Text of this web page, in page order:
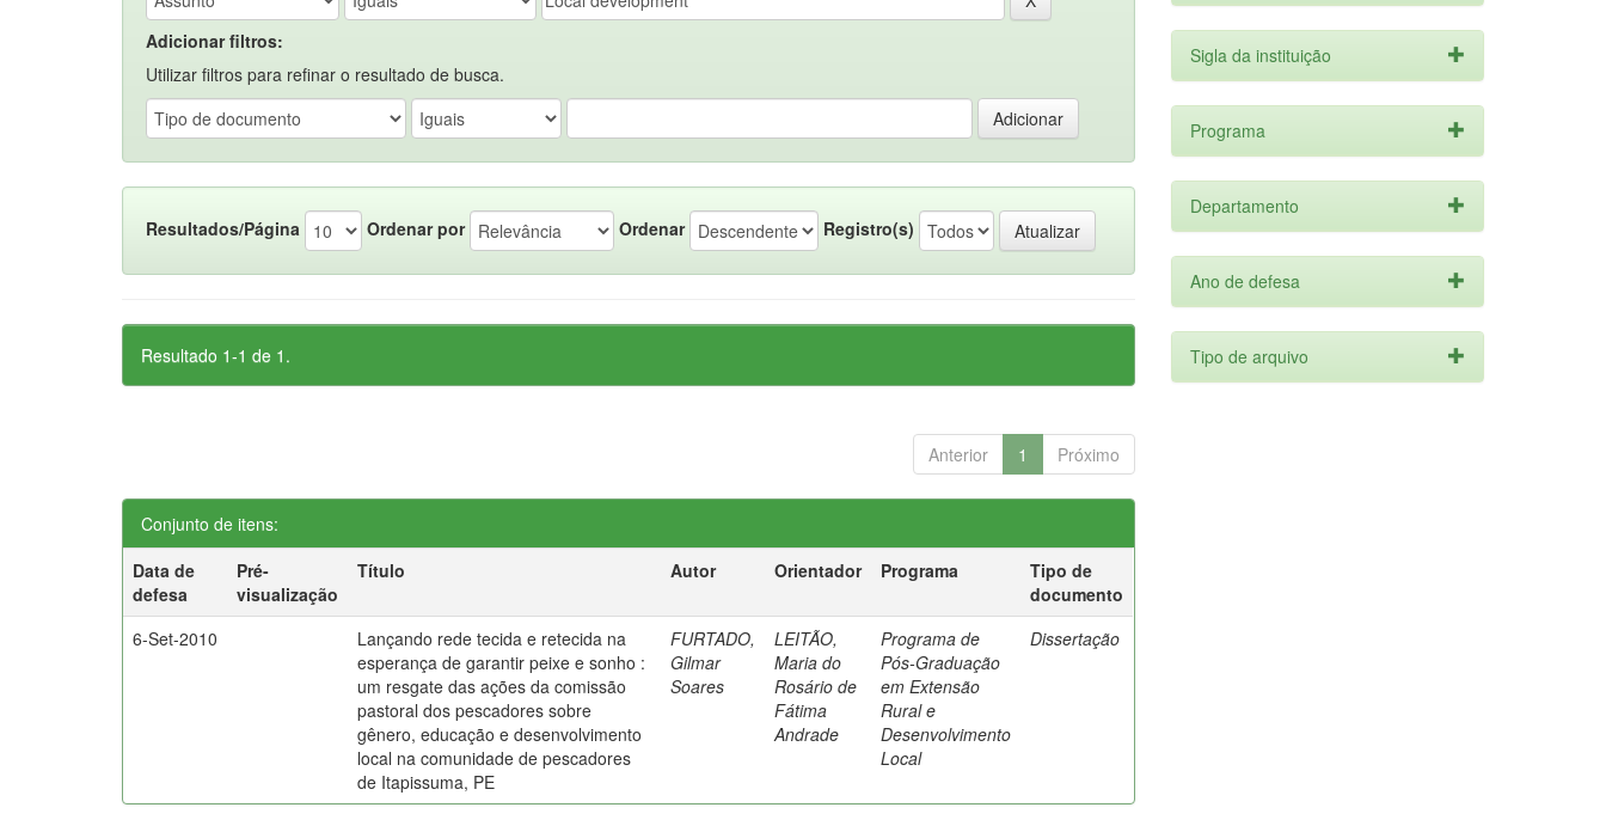
Adicionar filtros:
Utilizar filtros para refinar o resultado de busca.
Resultados/Página Ordenar por Ordenar Registro(s)
Resultado 1-1 de 1.
Anterior 1 Próximo
Conjunto de itens:
Data de
defesa
Pré-
visualização
Título Autor Orientador Programa
Tipo de
documento
6-Set-2010
Lançando rede tecida e retecida na
esperança de garantir peixe e sonho :
um resgate das ações da comissão
pastoral dos pescadores sobre
gênero, educação e desenvolvimento
local na comunidade de pescadores
de Itapissuma, PE
FURTADO,
Gilmar
Soares
LEITÃO,
Maria do
Rosário de
Fátima
Andrade
Programa de
Pós-Graduação
em Extensão
Rural e
Desenvolvimento
Local
Dissertação
Sigla da instituição
Programa
Departamento
Ano de defesa
Tipo de arquivo